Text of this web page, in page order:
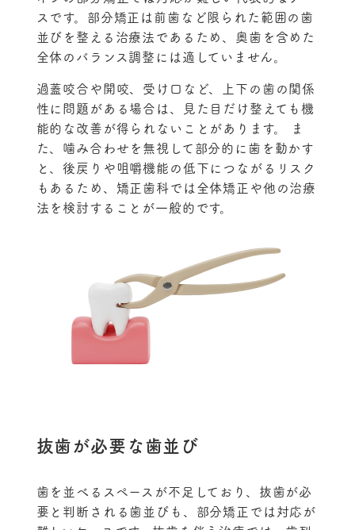
スです。部分矯正は前歯など限られた範囲の歯
並びを整える治療法であるため、奥歯を含めた
全体のバランス調整には適していません。
過蓋咬合や開咬、受け口など、上下の歯の関係
性に問題がある場合は、見た目だけ整えても機
能的な改善が得られないことがあります。 ま
た、噛み合わせを無視して部分的に歯を動かす
と、後戻りや咀嚼機能の低下につながるリスク
もあるため、矯正歯科では全体矯正や他の治療
法を検討することが一般的です。
抜歯が必要な歯並び
歯を並べるスペースが不足しており、抜歯が必
要と判断される歯並びも、部分矯正では対応が